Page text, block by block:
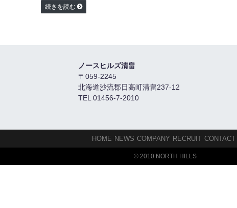
続きを読む
ノースヒルズ清畠
〒059-2245
北海道沙流郡日高町清畠237-12
TEL 01456-7-2010
HOME NEWS COMPANY RECRUIT CONTACT
© 2010 NORTH HILLS